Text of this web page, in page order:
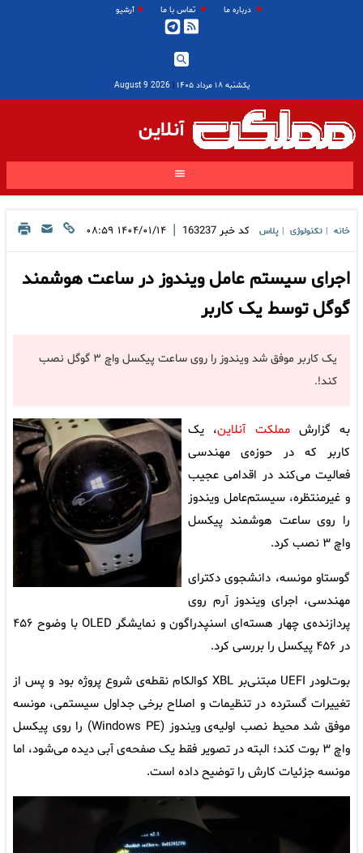
درباره ما تماس با ما آرشیو
یکشنبه ۱۸ مرداد ۱۴۰۵ |
2026 August 9
آنلاین
خانه تکنولوژی پلاس کد خبر 163237
| ۱۴۰۴/۰۱/۱۴ ۰۸:۵۹
اجرای سیستم عامل ویندوز در ساعت هوشمند
گوگل توسط یک کاربر
یک کاربر موفق شد ویندوز را روی ساعت پیکسل واچ ۳ گوگل نصب
کند!.
به گزارشمملکت آنلاین، یک
کاربر که در حوزه‌ی مهندسی
فعالیت می‌کند در اقدامی عجیب
و غیرمنتظره، سیستم‌عامل ویندوز
را روی ساعت هوشمند پیکسل
واچ ۳ نصب کرد.
گوستاو مونسه، دانشجوی دکترای
مهندسی، اجرای ویندوز آرم روی
پردازنده‌ی چهار هسته‌ای اسنپدراگون و نمایشگر OLED با وضوح ۴۵۶
در ۴۵۶ پیکسل را بررسی کرد.
بوت‌لودر UEFI مبتنی‌بر XBL کوالکام نقطه‌ی شروع پروژه بود و پس از
تغییرات گسترده در تنظیمات و اصلاح برخی جداول سیستمی، مونسه
موفق شد محیط نصب اولیه‌ی ویندوز (Windows PE) را روی پیکسل
واچ ۳ بوت کند؛ البته در تصویر فقط یک صفحه‌ی آبی دیده می‌شود، اما
مونسه جزئیات کارش را توضیح داده است.